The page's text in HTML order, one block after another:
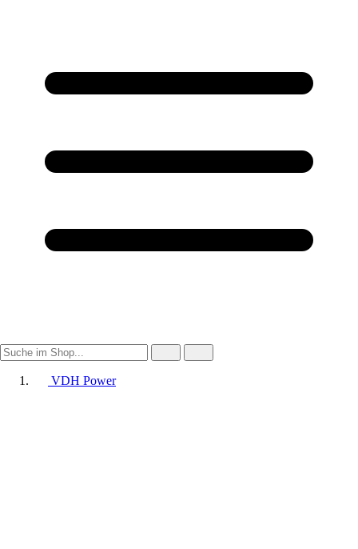
VDH Power